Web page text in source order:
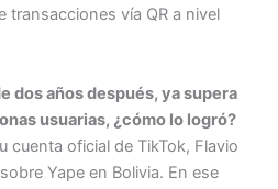
transacciones vía QR a nivel
dos años después, ya supera
usuarias, ¿cómo lo logró?
cuenta oficial de TikTok, Flavio
Yape en Bolivia. En ese